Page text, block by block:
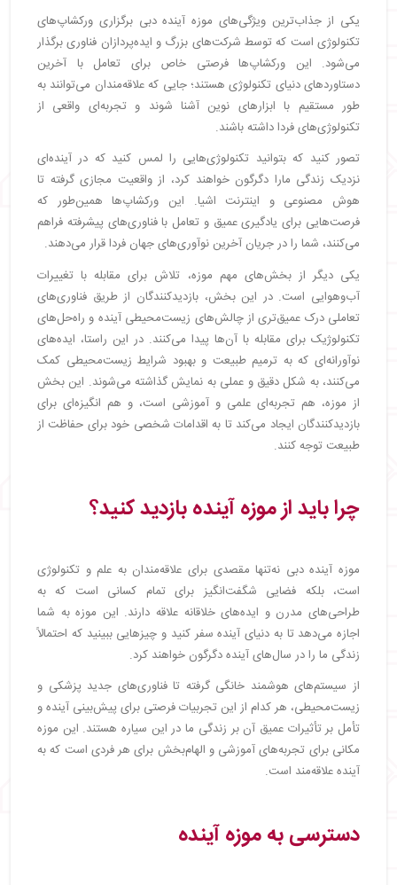
یکی از جذاب‌ترین ویژگی‌های موزه آینده دبی برگزاری ورکشاپ‌های
تکنولوژی است که توسط شرکت‌های بزرگ و ایده‌پردازان فناوری برگذار
می‌شود. این ورکشاپ‌ها فرصتی خاص برای تعامل با آخرین
دستاوردهای دنیای تکنولوژی هستند؛ جایی که علاقه‌مندان می‌توانند به
طور مستقیم با ابزارهای نوین آشنا شوند و تجربه‌ای واقعی از
تکنولوژی‌های فردا داشته باشند.
تصور کنید که بتوانید تکنولوژی‌هایی را لمس کنید که در آینده‌ای
نزدیک زندگی مارا دگرگون خواهند کرد، از واقعیت مجازی گرفته تا
هوش مصنوعی و اینترنت اشیا. این ورکشاپ‌ها همین‌طور که
فرصت‌هایی برای یادگیری عمیق و تعامل با فناوری‌های پیشرفته فراهم
می‌کنند، شما را در جریان آخرین نوآوری‌های جهان فردا قرار می‌دهند.
یکی دیگر از بخش‌های مهم موزه، تلاش برای مقابله با تغییرات
آب‌وهوایی است. در این بخش، بازدیدکنندگان از طریق فناوری‌های
تعاملی درک عمیق‌تری از چالش‌های زیست‌محیطی آینده و راه‌حل‌های
تکنولوژیک برای مقابله با آن‌ها پیدا می‌کنند. در این راستا، ایده‌های
نوآورانه‌ای که به ترمیم طبیعت و بهبود شرایط زیست‌محیطی کمک
می‌کنند، به شکل دقیق و عملی به نمایش گذاشته می‌شوند. این بخش
از موزه، هم تجربه‌ای علمی و آموزشی است، و هم انگیزه‌ای برای
بازدیدکنندگان ایجاد می‌کند تا به اقدامات شخصی خود برای حفاظت از
طبیعت توجه کنند.
چرا باید از موزه آینده بازدید کنید؟
موزه آینده دبی نه‌تنها مقصدی برای علاقه‌مندان به علم و تکنولوژی
است، بلکه فضایی شگفت‌انگیز برای تمام کسانی است که به
طراحی‌های مدرن و ایده‌های خلاقانه علاقه دارند. این موزه به شما
اجازه می‌دهد تا به دنیای آینده سفر کنید و چیزهایی ببینید که احتمالاً
زندگی ما را در سال‌های آینده دگرگون خواهند کرد.
از سیستم‌های هوشمند خانگی گرفته تا فناوری‌های جدید پزشکی و
زیست‌محیطی، هر کدام از این تجربیات فرصتی برای پیش‌بینی آینده و
تأمل بر تأثیرات عمیق آن بر زندگی ما در این سیاره هستند. این موزه
مکانی برای تجربه‌های آموزشی و الهام‌بخش برای هر فردی است که به
آینده علاقه‌مند است.
دسترسی به موزه آینده